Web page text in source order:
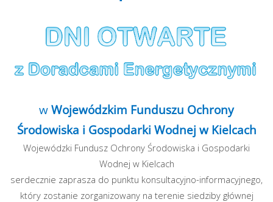
w Wojewódzkim Funduszu Ochrony
Środowiska i Gospodarki Wodnej w Kielcach
Wojewódzki Fundusz Ochrony Środowiska i Gospodarki
Wodnej w Kielcach
serdecznie zaprasza do punktu konsultacyjno-informacyjnego,
który zostanie zorganizowany na terenie siedziby głównej